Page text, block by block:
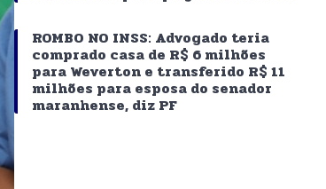
ROMBO NO INSS: Advogado teria
comprado casa de R$ 6 milhões
para Weverton e transferido R$ 11
milhões para esposa do senador
maranhense, diz PF